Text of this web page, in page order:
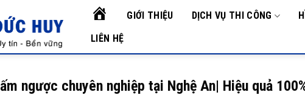
TRANG
GIỚI THIỆU DỊCH VỤ THI CÔNG
LIÊN HỆ
ngược chuyên nghiệp tại Nghệ An| Hiệu quả